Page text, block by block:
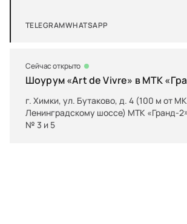
TELEGRAMWHATSAPP
Сейчас открыто
Шоурум «Art de Vivre» в МТК
г. Химки, ул. Бутаково, д. 4 (100 м от
Ленинградскому шоссе) МТК «Гранд-
№ 3 и 5